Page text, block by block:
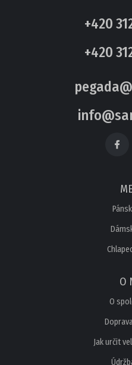
POLOBOTKY
TREKOVÁ OBUV
+420
+420
O
O
Jak určit